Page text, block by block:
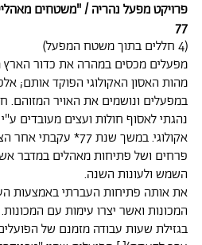
פרויקט מפעל נהריה / "משטחים
77
(4 חללים בתוך משטח המפעל)
מפעלים מכסים במהרה את כדור הארץ
מהות האסון האקולוגי הפוקד אותם;
במפעלים ונושמים את האויר המזוהם.
נהגתי לאסוף חולות ועצים מעובדים
אקולוגי. במשך שנת
פרחים ושל פתיחות מאהלים במדבר
השמש ולעונות השנה.
את אותה פתיחות העברתי באמצעות
המכונות ואשר יצרו עימות עם
בגזילת שעות עבודה מזמנם של